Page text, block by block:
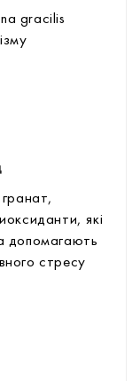
gracilis
які
допомагають
стресу